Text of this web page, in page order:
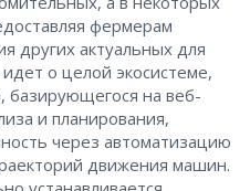
фермерам
других актуальных для
о целой экосистеме,
базирующегося на веб-
и планирования,
через автоматизацию
движения машин.